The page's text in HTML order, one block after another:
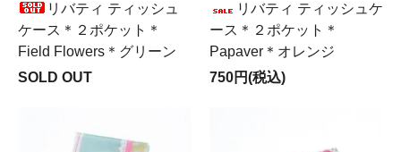
リバティ ティッシュ
ケース＊２ポケット＊
Field Flowers＊グリーン
SOLD OUT
リバティ ティッシュケ
ース＊２ポケット＊
Papaver＊オレンジ
750円(税込)